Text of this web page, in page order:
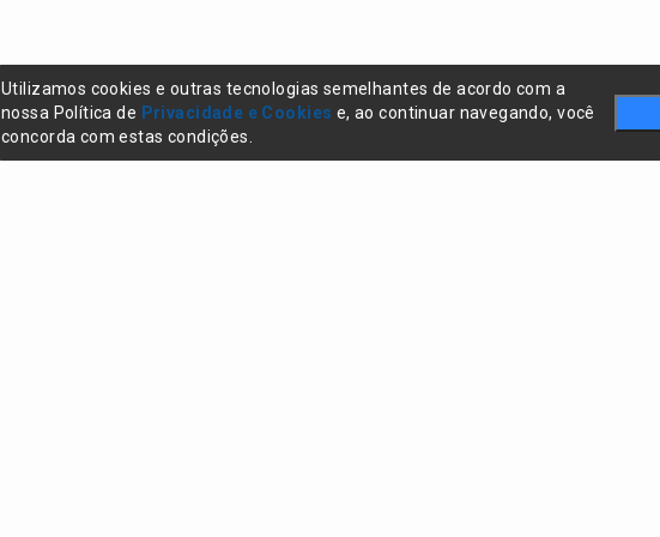
Utilizamos cookies e outras tecnologias semelhantes de acordo com a
nossa Política de Privacidade e Cookies e, ao continuar navegando, você
concorda com estas condições.